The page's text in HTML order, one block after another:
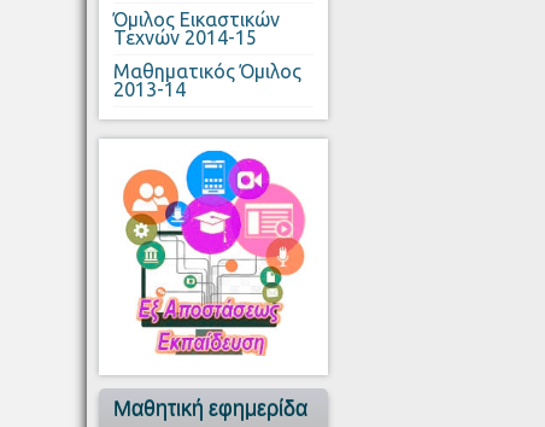
Όμιλος Εικαστικών
Τεχνών 2014-15
Μαθηματικός Όμιλος
2013-14
Μαθητική εφημερίδα